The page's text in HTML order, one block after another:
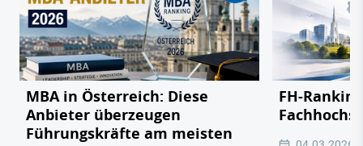
MBA in Österreich: Diese
Anbieter überzeugen
Führungskräfte am meisten
FH-